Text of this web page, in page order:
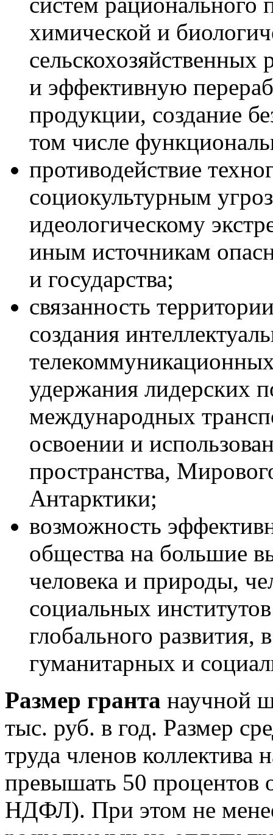
химической и
и эффективную
продукции, создание
том числе
противодействие
социокультурным
идеологическому
иным источникам
и государства;
связанность
создания
удержания лидерских
международных
освоении и
пространства,
Антарктики;
возможность
общества на большие
человека и природы,
социальных
глобального
гуманитарных и
Размер гранта научной
тыс. руб. в год. Размер
труда членов
превышать 50 процентов
НДФЛ). При этом не